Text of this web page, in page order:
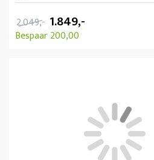
2.049,- 1.849,-
Bespaar 200,00